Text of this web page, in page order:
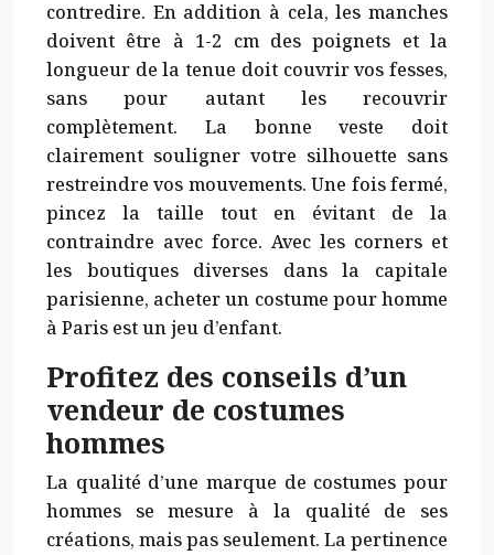
contredire. En addition à cela, les manches
doivent être à 1-2 cm des poignets et la
longueur de la tenue doit couvrir vos fesses,
sans pour autant les recouvrir
complètement. La bonne veste doit
clairement souligner votre silhouette sans
restreindre vos mouvements. Une fois fermé,
pincez la taille tout en évitant de la
contraindre avec force. Avec les corners et
les boutiques diverses dans la capitale
parisienne, acheter un costume pour homme
à Paris est un jeu d’enfant.
Profitez des conseils d’un
vendeur de costumes
hommes
La qualité d’une marque de costumes pour
hommes se mesure à la qualité de ses
créations, mais pas seulement. La pertinence